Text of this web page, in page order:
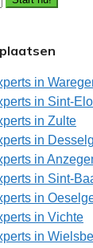
in
in Sint-
in Zulte
in
in
in Sint-
in
in Vichte
in